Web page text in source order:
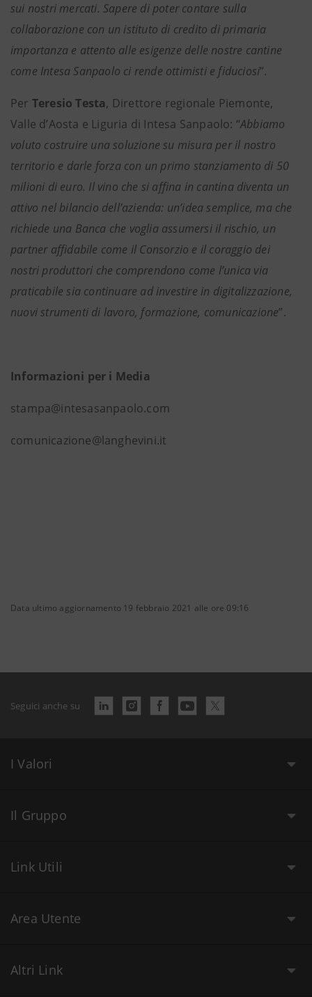
sui nostri mercati. Sapere di poter contare sulla
collaborazione con un istituto di credito di primaria
importanza e attento alle esigenze delle nostre cantine
come Intesa Sanpaolo ci rende ottimisti e fiduciosi”.
Per Teresio Testa, Direttore regionale Piemonte,
Valle d’Aosta e Liguria di Intesa Sanpaolo: “Abbiamo
voluto costruire una soluzione su misura per il nostro
territorio e darle forza con un primo stanziamento di 50
milioni di euro. Il vino che si affina in cantina diventa un
attivo nel bilancio dell’azienda: un’idea semplice, ma che
richiede una Banca che voglia assumersi il rischio, un
partner affidabile come il Consorzio e il coraggio dei
nostri produttori che comprendono come l’unica via
praticabile sia continuare ad investire in digitalizzazione,
nuovi strumenti di lavoro, formazione, comunicazione”.
Informazioni per i Media
stampa@intesasanpaolo.com
comunicazione@langhevini.it
Data ultimo aggiornamento 19 febbraio 2021 alle ore 09:16
Seguici anche su
I Valori
Il Gruppo
Link Utili
Area Utente
Altri Link